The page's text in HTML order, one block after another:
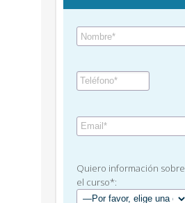
Quiero información sobre
el curso*: